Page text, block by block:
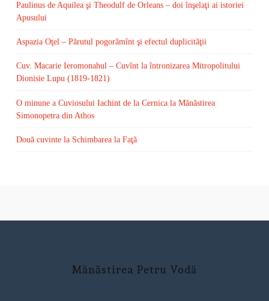
Paulinus de Aquilea şi Theodulf de Orleans – doi înşelaţi ai istoriei
Apusului
Aspazia Oţel – Părutul pogorămînt şi efectul duplicităţii
Cuv. Macarie Ieromonahul – Cuvînt la întronizarea Mitropolitului
Dionisie Lupu (1819-1821)
O minune a Cuviosului Iachint de la Cernica la Mănăstirea
Simonopetra din Athos
Două cuvinte la Schimbarea la Faţă
Mănăstirea Petru Vodă